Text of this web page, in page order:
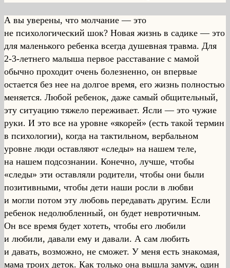
А вы уверены, что молчание — это
не психологический шок? Новая жизнь в садике — это
для маленького ребенка всегда душевная травма. Для
2-3-летнего малыша первое расставание с мамой
обычно проходит очень болезненно, он впервые
остается без нее на долгое время, его жизнь полностью
меняется. Любой ребенок, даже самый общительный,
эту ситуацию тяжело переживает. Ясли — это чужие
руки. И это все на уровне «якорей» (есть такой термин
в психологии), когда на тактильном, вербальном
уровне люди оставляют «следы» на нашем теле,
на нашем подсознании. Конечно, лучше, чтобы
«следы» эти оставляли родители, чтобы они были
позитивными, чтобы дети наши росли в любви
и могли потом эту любовь передавать другим. Если
ребенок недолюбленный, он будет невротичным.
Он все время будет хотеть, чтобы его любили
и любили, давали ему и давали. А сам любить
и давать, возможно, не сможет. У меня есть знакомая,
мама троих деток. Как только она вышла замуж, один